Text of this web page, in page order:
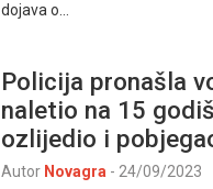
dojava o…
Policija pronašla
naletio na 15
ozlijedio i
Autor Novagra - 24/09/2023